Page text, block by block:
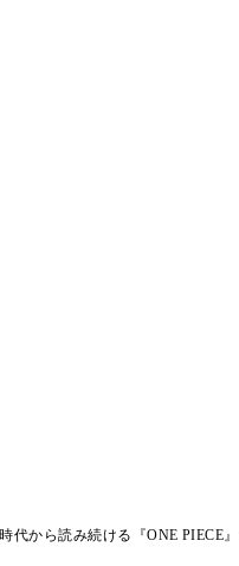
から読み続ける『ONE PIECE